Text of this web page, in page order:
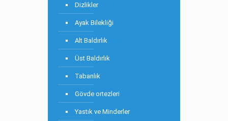
Dizlikler
Ayak Bilekliği
Alt Baldırlık
Üst Baldırlık
Tabanlık
Gövde ortezleri
Yastık ve Minderler